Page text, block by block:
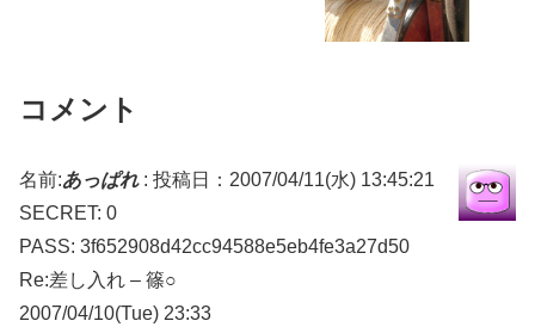
コメント
名前:あっぱれ: 投稿日：2007/04/11(水) 13:45:21
SECRET: 0
PASS: 3f652908d42cc94588e5eb4fe3a27d50
Re:差し入れ – 篠○
2007/04/10(Tue) 23:33